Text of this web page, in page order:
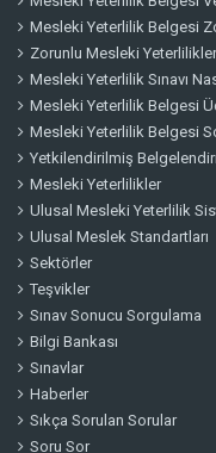
Mesleki Yeterlilik Belgesi
Zorunlu Mesleki
Mesleki Yeterlilik Sınavı
Mesleki Yeterlilik Belgesi
Mesleki Yeterlilik Belgesi
Yetkilendirilmiş
Mesleki Yeterlilikler
Ulusal Mesleki Yeterlilik
Ulusal Meslek Standartları
Sektörler
Teşvikler
Sınav Sonucu Sorgulama
Bilgi Bankası
Sınavlar
Haberler
Sıkça Sorulan Sorular
Soru Sor